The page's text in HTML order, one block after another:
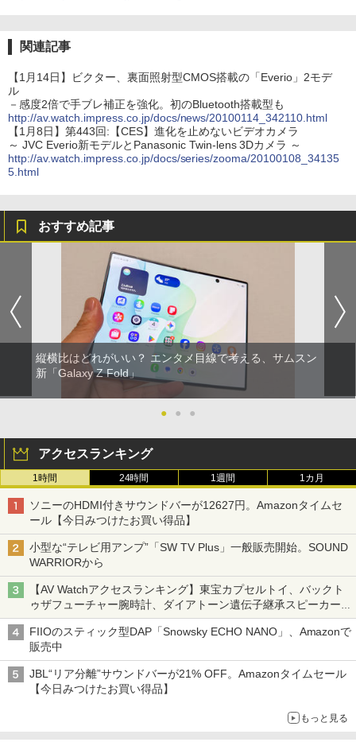
関連記事
【1月14日】ビクター、裏面照射型CMOS搭載の「Everio」2モデ
ル
－感度2倍で手ブレ補正を強化。初のBluetooth搭載型も
http://av.watch.impress.co.jp/docs/news/20100114_342110.html
【1月8日】第443回:【CES】進化を止めないビデオカメラ
～ JVC Everio新モデルとPanasonic Twin-lens 3Dカメラ ～
http://av.watch.impress.co.jp/docs/series/zooma/20100108_34135
5.html
おすすめ記事
縦横比はどれがいい？ エンタメ目線で考える、サムスン
新「Galaxy Z Fold」
● ● ●
アクセスランキング
1時間 24時間 1週間 1カ月
ソニーのHDMI付きサウンドバーが12627円。Amazonタイムセ
ール【今日みつけたお買い得品】
小型な“テレビ用アンプ”「SW TV Plus」一般販売開始。SOUND
WARRIORから
【AV Watchアクセスランキング】東宝カプセルトイ、バックト
ゥザフューチャー腕時計、ダイアトーン遺伝子継承スピーカー
('26年8月3日～9日)
FIIOのスティック型DAP「Snowsky ECHO NANO」、Amazonで
販売中
JBL“リア分離”サウンドバーが21% OFF。Amazonタイムセール
【今日みつけたお買い得品】
もっと見る